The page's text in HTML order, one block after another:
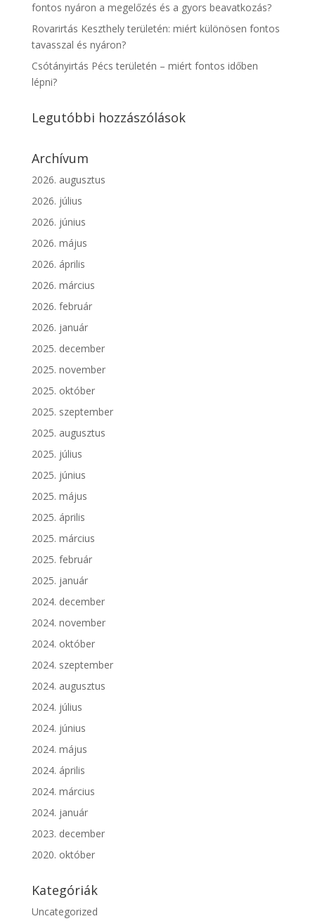
fontos nyáron a megelőzés és a gyors beavatkozás?
Rovarirtás Keszthely területén: miért különösen fontos
tavasszal és nyáron?
Csótányirtás Pécs területén – miért fontos időben
lépni?
Legutóbbi hozzászólások
Archívum
2026. augusztus
2026. július
2026. június
2026. május
2026. április
2026. március
2026. február
2026. január
2025. december
2025. november
2025. október
2025. szeptember
2025. augusztus
2025. július
2025. június
2025. május
2025. április
2025. március
2025. február
2025. január
2024. december
2024. november
2024. október
2024. szeptember
2024. augusztus
2024. július
2024. június
2024. május
2024. április
2024. március
2024. január
2023. december
2020. október
Kategóriák
Uncategorized